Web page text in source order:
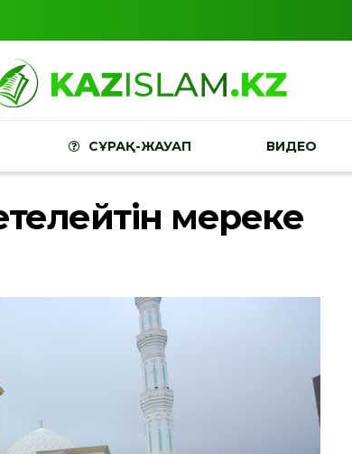
СҰРАҚ-ЖАУАП ВИДЕО
мереке